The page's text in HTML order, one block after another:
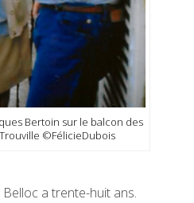
Bertoin sur le balcon des
©FélicieDubois
a trente-huit ans.